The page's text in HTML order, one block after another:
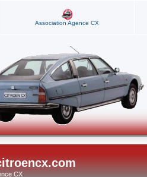
Association Agence CX
CX